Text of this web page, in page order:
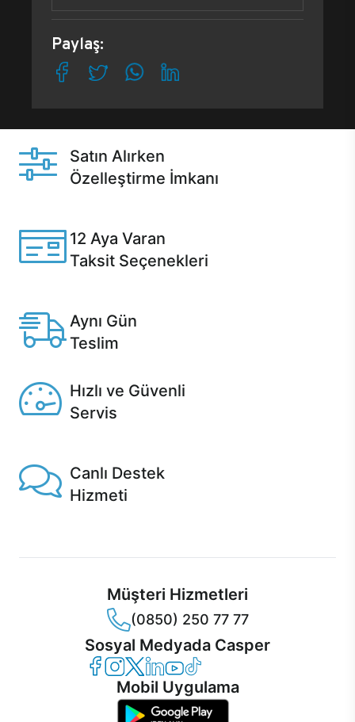
Paylaş:
Satın Alırken
Özelleştirme İmkanı
12 Aya Varan
Taksit Seçenekleri
Aynı Gün
Teslim
Hızlı ve Güvenli
Servis
Canlı Destek
Hizmeti
Müşteri Hizmetleri
(0850) 250 77 77
Sosyal Medyada Casper
Casper Facebook
Casper Instagram
Casper Twitter
Casper LinkedIn
Casper YouTube
Casper TikTok
Mobil Uygulama